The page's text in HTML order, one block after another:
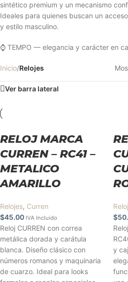
sintético premium y un mecanismo
Ideales para quienes buscan un
y estilo masculino.
⌚ TEMPO — elegancia y carácter en
Inicio/Relojes
Ver barra lateral
RELOJ MARCA
CURREN – RC41 –
METALICO
AMARILLO
Relojes, Curren
$45.00 IVA Incluido
Reloj CURREN con correa
metálica dorada y carátula
blanca. Diseño clásico con
números romanos y maquinaria
de cuarzo. Ideal para looks
$
y